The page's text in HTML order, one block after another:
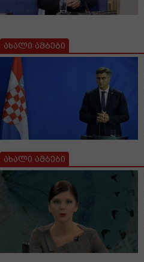
ახალი ამბები
ახალი ამბები